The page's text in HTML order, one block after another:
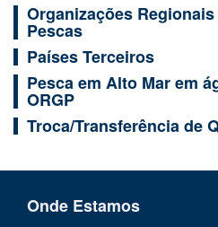
Organizações
Pescas
Países Terceiros
Pesca em Alto Mar em
ORGP
Troca/Transferência de
Onde Estamos